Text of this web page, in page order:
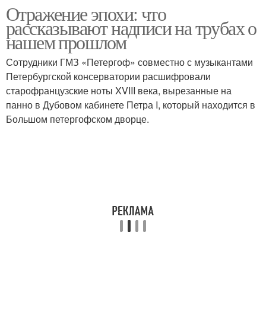
Отражение эпохи: что
рассказывают надписи на трубах о
нашем прошлом
Сотрудники ГМЗ «Петергоф» совместно с музыкантами
Петербургской консерватории расшифровали
старофранцузские ноты XVIII века, вырезанные на
панно в Дубовом кабинете Петра I, который находится в
Большом петергофском дворце.